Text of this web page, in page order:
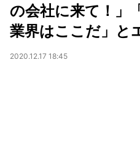
の会社に来て！」
業界はここだ」と
2020.12.17 18:45